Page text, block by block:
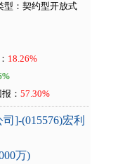
型：契约型开放式
18.26%
报：57.30%
]-(015576)宏利
万)